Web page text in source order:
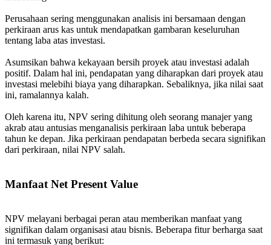
Perusahaan sering menggunakan analisis ini bersamaan dengan
perkiraan arus kas untuk mendapatkan gambaran keseluruhan
tentang laba atas investasi.
Asumsikan bahwa kekayaan bersih proyek atau investasi adalah
positif. Dalam hal ini, pendapatan yang diharapkan dari proyek atau
investasi melebihi biaya yang diharapkan. Sebaliknya, jika nilai saat
ini, ramalannya kalah.
Oleh karena itu, NPV sering dihitung oleh seorang manajer yang
akrab atau antusias menganalisis perkiraan laba untuk beberapa
tahun ke depan. Jika perkiraan pendapatan berbeda secara signifikan
dari perkiraan, nilai NPV salah.
Manfaat Net Present Value
NPV melayani berbagai peran atau memberikan manfaat yang
signifikan dalam organisasi atau bisnis. Beberapa fitur berharga saat
ini termasuk yang berikut: